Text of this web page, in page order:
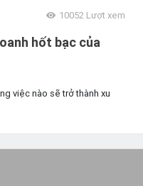
10052 Lượt xem
hốt bạc của
việc nào sẽ trở thành xu